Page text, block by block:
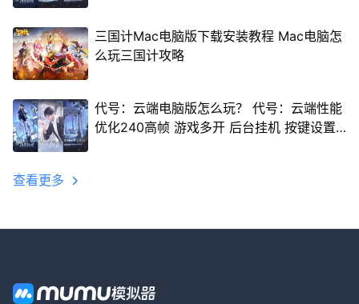
三国计Mac电脑版下载安装教程 Mac电脑怎
么玩三国计攻略
代号：云端电脑版怎么玩？ 代号：云端性能
优化240高帧 游戏多开 后台挂机 按键设置
查看更多